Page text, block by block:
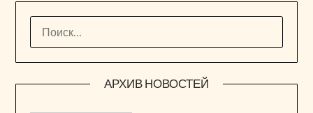
АРХИВ НОВОСТЕЙ